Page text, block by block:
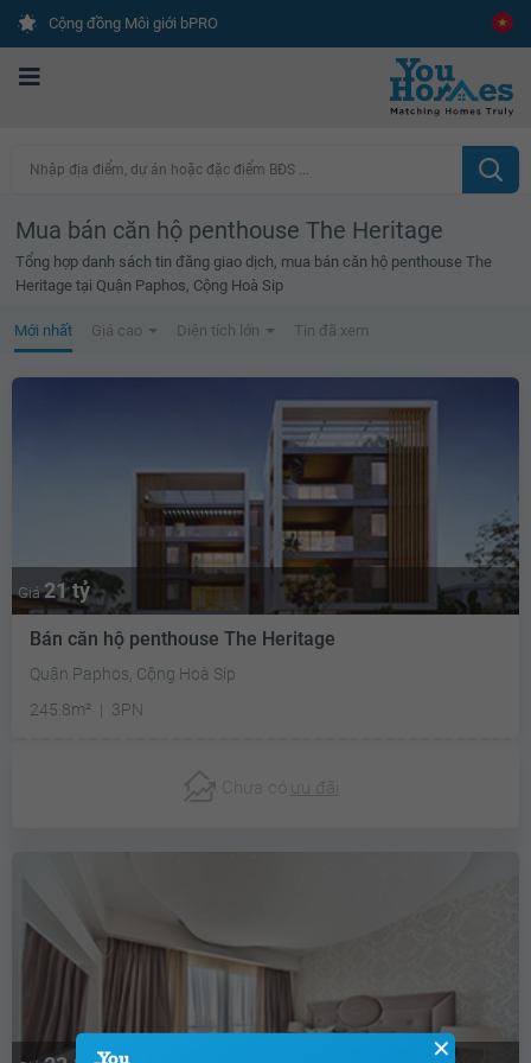
Cộng đồng Môi giới bPRO
Nhập địa điểm, dự án hoặc đặc điểm BĐS ...
Mua bán căn hộ penthouse The Heritage
Tổng hợp danh sách tin đăng giao dịch, mua bán căn hộ penthouse The
Heritage tại Quận Paphos, Cộng Hoà Sip
Mới nhất Giá cao Diện tích lớn Tin đã xem
Giá21 tỷ
Bán căn hộ penthouse The Heritage
Quận Paphos, Cộng Hoà Síp
245.8m²
3PN
Chưa có ưu đãi
✕